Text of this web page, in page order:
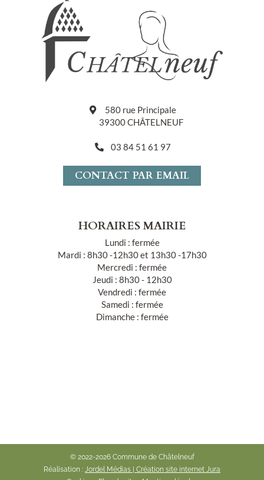
580 rue Principale
39300 CHÂTELNEUF
03 84 51 61 97
CONTACT PAR EMAIL
HORAIRES MAIRIE
Lundi : fermée
Mardi : 8h30 -12h30 et 13h30 -17h30
Mercredi : fermée
Jeudi : 8h30 - 12h30
Vendredi : fermée
Samedi : fermée
Dimanche : fermée
© 2022-2026 Commune de Châtelneuf
Réalisation : Jordel Médias | Création site internet Jura